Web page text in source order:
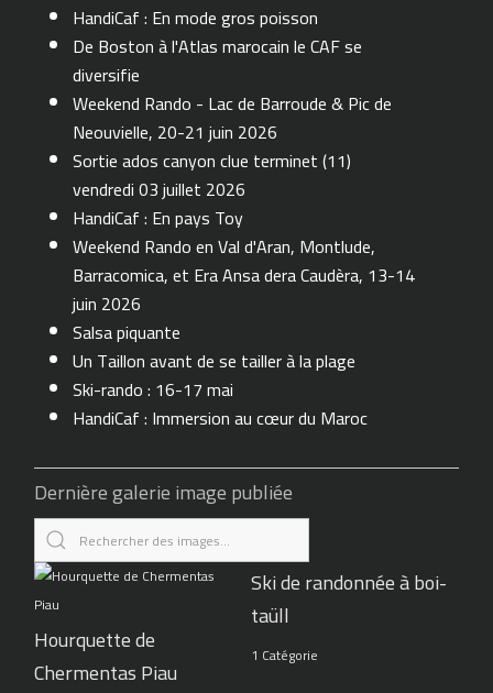
HandiCaf : En mode gros poisson
De Boston à l'Atlas marocain le CAF se
diversifie
Weekend Rando - Lac de Barroude & Pic de
Neouvielle, 20-21 juin 2026
Sortie ados canyon clue terminet (11)
vendredi 03 juillet 2026
HandiCaf : En pays Toy
Weekend Rando en Val d'Aran, Montlude,
Barracomica, et Era Ansa dera Caudèra, 13-14
juin 2026
Salsa piquante
Un Taillon avant de se tailler à la plage
Ski-rando : 16-17 mai
HandiCaf : Immersion au cœur du Maroc
Dernière galerie image publiée
Hourquette de
Chermentas Piau
Ski de randonnée à boi-
taüll
1 Catégorie